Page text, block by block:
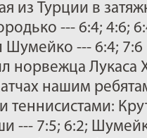
из Турции в
--- 6:4; 4:6;
--- 6:4; 7:6
норвежца Лукаса
нашим
теннисистами:
--- 7:5; 6:2;